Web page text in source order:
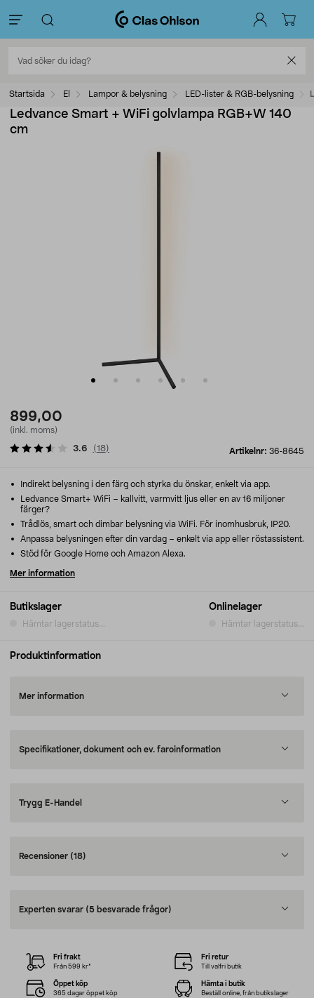
Startsida El Lampor & belysning LED-lister & RGB-belysning
Ledvance Smart + WiFi golvlampa RGB+W 140
cm
899,00
(inkl. moms)
Artikelnr: 36-8645
3.6 (18)
Butikslager
Hämtar lagerstatus...
Onlinelager
Hämtar lagerstatus...
Indirekt belysning i den färg och styrka du önskar, enkelt via app.
Ledvance Smart+ WiFi – kallvitt, varmvitt ljus eller en av 16 miljoner
färger?
Trådlös, smart och dimbar belysning via WiFi. För inomhusbruk, IP20.
Anpassa belysningen efter din vardag – enkelt via app eller röstassistent.
Stöd för Google Home och Amazon Alexa.
Mer information
Produktinformation
Mer information
Specifikationer, dokument och ev. faroinformation
Trygg E-Handel
Recensioner (18)
Experten svarar (5 besvarade frågor)
Fri frakt
Från 599 kr*
Fri retur
Till valfri butik
Öppet köp
365 dagar öppet köp
Hämta i butik
Beställ online, från butikslager